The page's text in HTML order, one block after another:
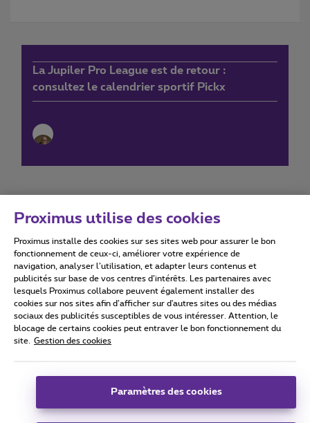
La Jupiler Pro League est de retour :
consultez le calendrier sportif Pickx
Conditions d'utilisation Accessibility statement
Tous droits réservés. © 2026
Conditions générales, info consommateur
Coordonnées de l’entreprise
Boulevard du Roi Albert II 27 - B-1030 Bruxelles.
Proximus utilise des cookies
Proximus installe des cookies sur ses sites web pour assurer le bon
fonctionnement de ceux-ci, améliorer votre expérience de
navigation, analyser l’utilisation, et adapter leurs contenus et
publicités sur base de vos centres d’intérêts. Les partenaires avec
lesquels Proximus collabore peuvent également installer des
cookies sur nos sites afin d’afficher sur d'autres sites ou des médias
sociaux des publicités susceptibles de vous intéresser. Attention, le
blocage de certains cookies peut entraver le bon fonctionnement du
site.
Gestion des cookies
Paramètres des cookies